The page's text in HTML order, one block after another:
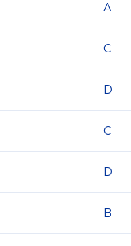
A
C
D
C
D
B